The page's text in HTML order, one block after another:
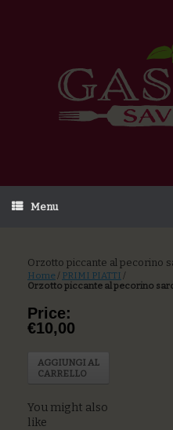
Menu
Orzotto piccante al pecorino
Home / PRIMI PIATTI /
Orzotto piccante al pecorino
Price:
€10,00
AGGIUNGI AL
CARRELLO
You might also
like